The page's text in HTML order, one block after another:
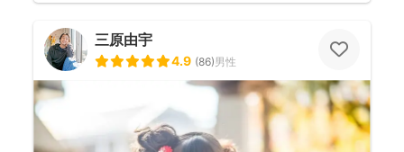
三原由宇
4.9 (86)男性